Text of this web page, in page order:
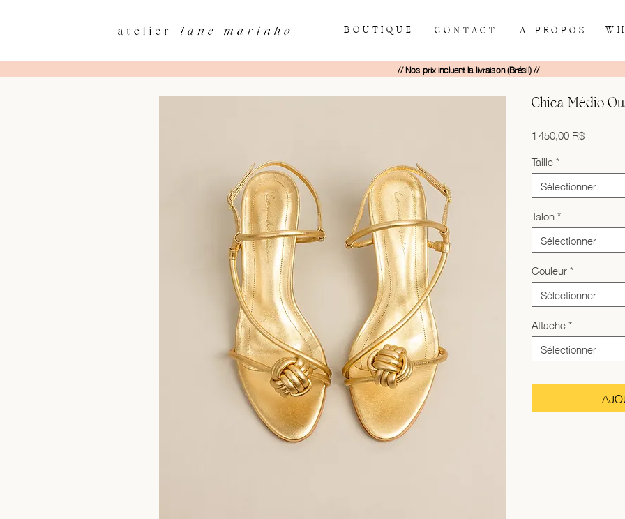
BOUTIQUE CONTACT À PROPOS
// Nos prix incluent la livraison (Brésil) //
Chica Médio
1 450,00 R$Prix
Taille*
Sélectionner
Talon*
Sélectionner
Couleur*
Sélectionner
Attache*
Sélectionner